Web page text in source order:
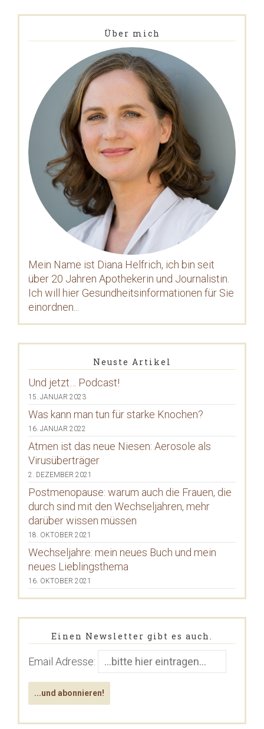
Über mich
Mein Name ist Diana Helfrich, ich bin seit
über 20 Jahren Apothekerin und Journalistin.
Ich will hier Gesundheitsinformationen für Sie
einordnen...
Neuste Artikel
Und jetzt… Podcast!
15. JANUAR 2023
Was kann man tun für starke Knochen?
16. JANUAR 2022
Atmen ist das neue Niesen: Aerosole als
Virusüberträger
2. DEZEMBER 2021
Postmenopause: warum auch die Frauen, die
durch sind mit den Wechseljahren, mehr
darüber wissen müssen
18. OKTOBER 2021
Wechseljahre: mein neues Buch und mein
neues Lieblingsthema
16. OKTOBER 2021
Einen Newsletter gibt es auch.
Email Adresse: